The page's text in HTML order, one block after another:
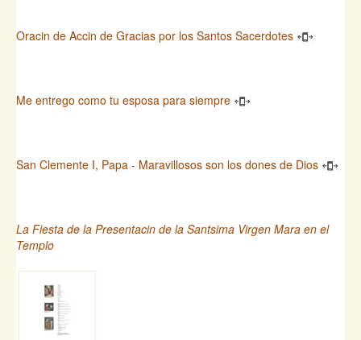
Oracin de Accin de Gracias por los Santos Sacerdotes
Me entrego como tu esposa para siempre
San Clemente I, Papa - Maravillosos son los dones de Dios
La Fiesta de la Presentacin de la Santsima Virgen Mara en el
Templo